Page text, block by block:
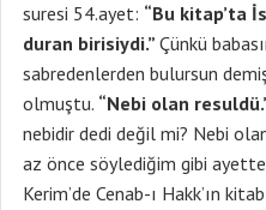
suresi 54.ayet: “Bu kitap’ta
duran birisiydi.” Çünkü
sabredenlerden bulursun
olmuştu. “Nebi olan
nebidir dedi değil mi? Nebi
az önce söylediğim gibi
Kerim’de Cenab-ı Hakk’ın